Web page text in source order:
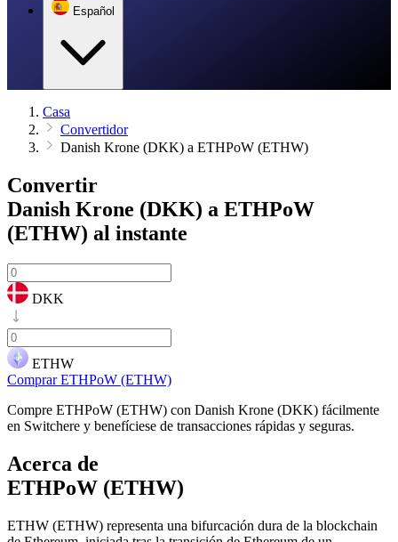
Español
Casa
Convertidor
Danish Krone (DKK) a ETHPoW (ETHW)
Convertir
Danish Krone (DKK) a ETHPoW
(ETHW) al instante
DKK
ETHW
Comprar ETHPoW (ETHW)
Compre ETHPoW (ETHW) con Danish Krone (DKK) fácilmente
en Switchere y benefíciese de transacciones rápidas y seguras.
Acerca de
ETHPoW (ETHW)
ETHW (ETHW) representa una bifurcación dura de la blockchain